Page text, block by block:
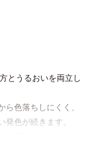
とうるおいを両立し
色落ちしにくく、
色が続きます。